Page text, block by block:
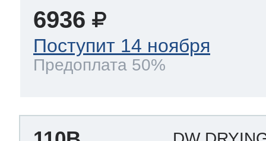
6936
Поступит 14 ноября
Предоплата 50%